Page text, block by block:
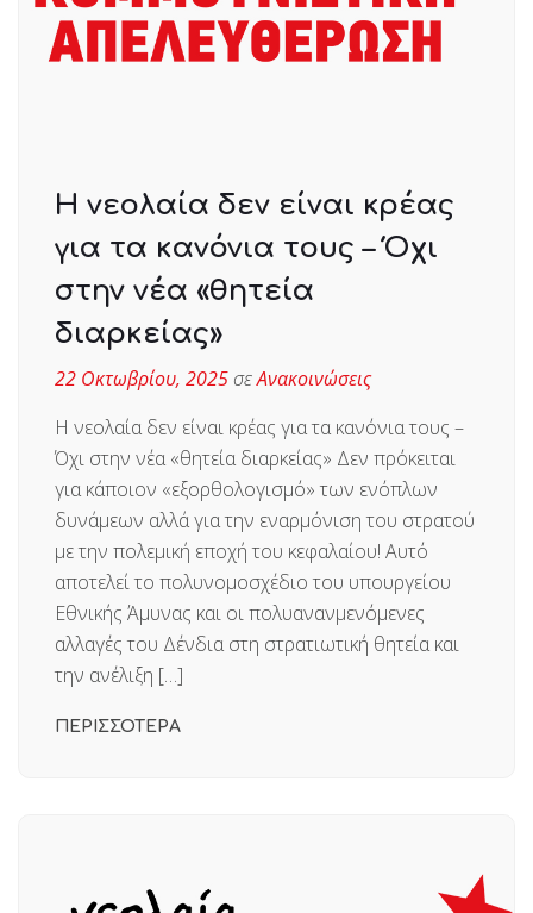
Η νεολαία δεν είναι κρέας
για τα κανόνια τους – Όχι
στην νέα «θητεία
διαρκείας»
22 Οκτωβρίου, 2025σεΑνακοινώσεις
Η νεολαία δεν είναι κρέας για τα κανόνια τους –
Όχι στην νέα «θητεία διαρκείας» Δεν πρόκειται
για κάποιον «εξορθολογισμό» των ενόπλων
δυνάμεων αλλά για την εναρμόνιση του στρατού
με την πολεμική εποχή του κεφαλαίου! Αυτό
αποτελεί το πολυνομοσχέδιο του υπουργείου
Εθνικής Άμυνας και οι πολυανανμενόμενες
αλλαγές του Δένδια στη στρατιωτική θητεία και
την ανέλιξη […]
ΠΕΡΙΣΣΟΤΕΡΑ